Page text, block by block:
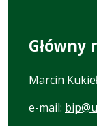
Marcin
e-mail: